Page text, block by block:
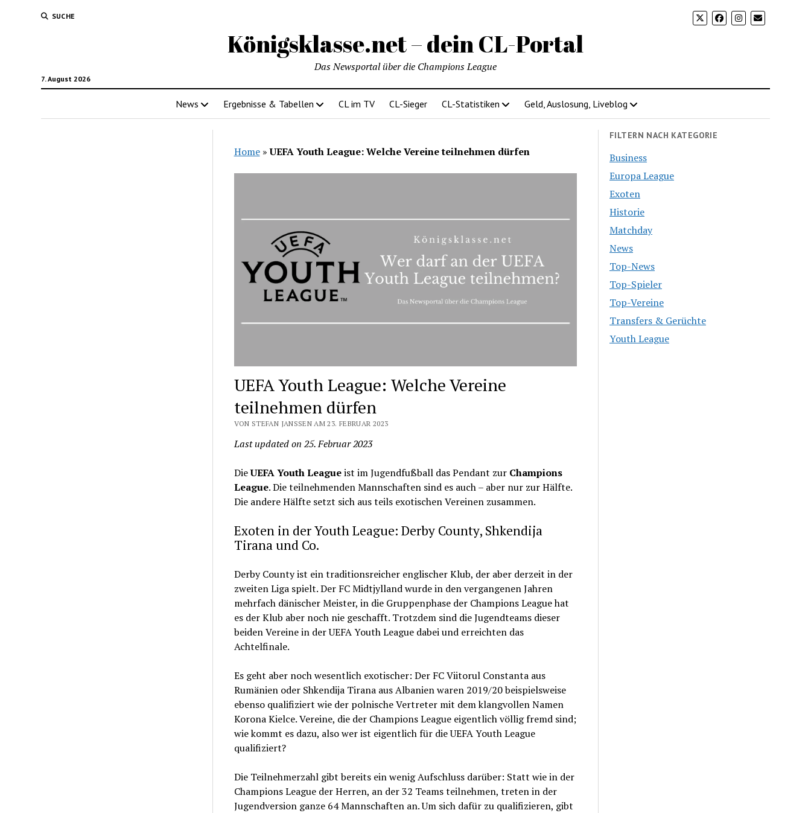
SUCHE
Königsklasse.net – dein CL-Portal
7. August 2026
Das Newsportal über die Champions League
News Ergebnisse & Tabellen CL im TV CL-Sieger CL-Statistiken Geld, Auslosung, Liveblog
Home»UEFA Youth League: Welche Vereine teilnehmen dürfen
UEFA Youth League: Welche Vereine
teilnehmen dürfen
VON STEFAN JANSSEN AM 23. FEBRUAR 2023
Last updated on 25. Februar 2023
DieUEFA Youth Leagueist im Jugendfußball das Pendant zur Champions
League. Die teilnehmenden Mannschaften sind es auch – aber nur zur Hälfte.
Die andere Hälfte setzt sich aus teils exotischen Vereinen zusammen.
Exoten in der Youth League: Derby County, Shkendija
Tirana und Co.
Derby County ist ein traditionsreicher englischer Klub, der aber derzeit in der
zweiten Liga spielt. Der FC Midtjylland wurde in den vergangenen Jahren
mehrfach dänischer Meister, in die Gruppenphase der Champions League hat
es der Klub aber noch nie geschafft. Trotzdem sind die Jugendteams dieser
beiden Vereine in der UEFA Youth League dabei und erreichten das
Achtelfinale.
Es geht aber noch wesentlich exotischer: Der FC Viitorul Constanta aus
Rumänien oder Shkendija Tirana aus Albanien waren 2019/20 beispielsweise
ebenso qualifiziert wie der polnische Vertreter mit dem klangvollen Namen
Korona Kielce. Vereine, die der Champions League eigentlich völlig fremd sind;
wie kommt es dazu, also wer ist eigentlich für die UEFA Youth League
qualifiziert?
Die Teilnehmerzahl gibt bereits ein wenig Aufschluss darüber: Statt wie in der
Champions League der Herren, an der 32 Teams teilnehmen, treten in der
Jugendversion ganze 64 Mannschaften an. Um sich dafür zu qualifizieren, gibt
FILTERN NACH KATEGORIE
Business
Europa League
Exoten
Historie
Matchday
News
Top-News
Top-Spieler
Top-Vereine
Transfers & Gerüchte
Youth League